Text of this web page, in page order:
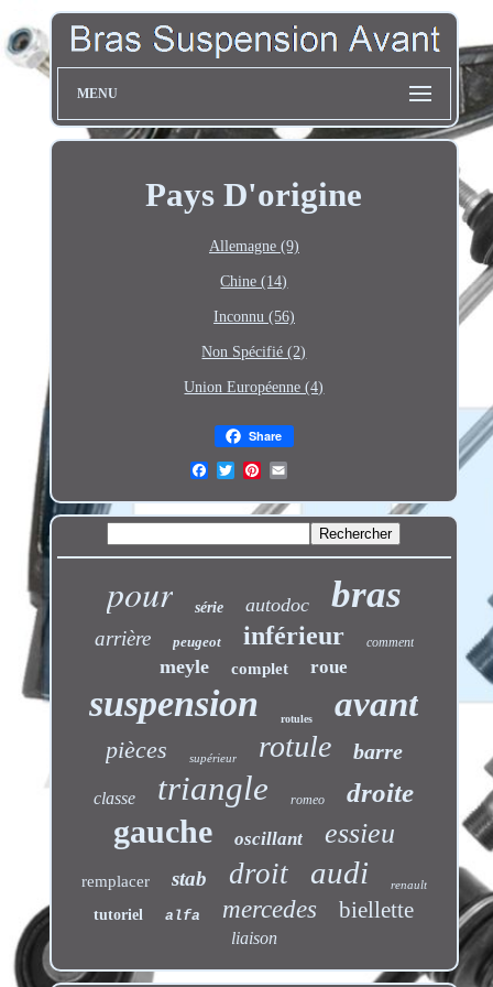
MENU
Pays D'origine
Allemagne (9)
Chine (14)
Inconnu (56)
Non Spécifié (2)
Union Européenne (4)
Share
pour série autodoc bras
arrière peugeot inférieur comment
meyle complet roue
suspension rotules avant
pièces supérieur rotule barre
classe triangle romeo droite
gauche oscillant essieu
remplacer stab droit audi renault
tutoriel alfa mercedes biellette
liaison